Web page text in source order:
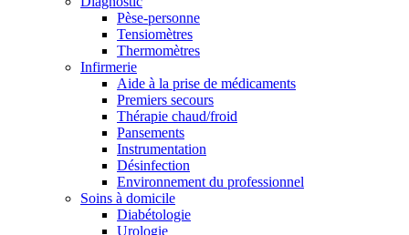
Pèse-personne
Tensiomètres
Thermomètres
Infirmerie
Aide à la prise de médicaments
Premiers secours
Thérapie chaud/froid
Pansements
Instrumentation
Désinfection
Environnement du professionnel
Soins à domicile
Diabétologie
Urologie